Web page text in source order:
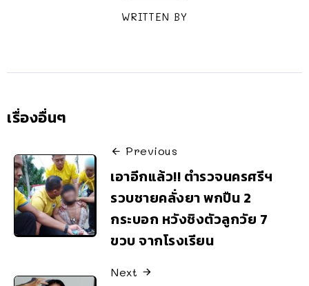
WRITTEN BY
เรื่องอื่นๆ
Previous
เอาอีกแล้ว!! ตำรวจนครศรีฯ
รวบชายคลั่งยา พกปืน 2
กระบอก หวังชิงตัวลูกวัย 7
ขวบ จากโรงเรียน
Next